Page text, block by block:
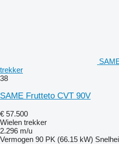
trekker
38
SAME Frutteto CVT 90V
€ 57.500
Wielen trekker
2.296 m/u
Vermogen 90 PK (66.15 kW)